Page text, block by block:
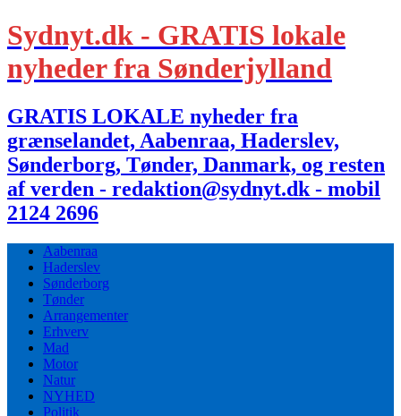
Sydnyt.dk - GRATIS lokale
nyheder fra Sønderjylland
GRATIS LOKALE nyheder fra
grænselandet, Aabenraa, Haderslev,
Sønderborg, Tønder, Danmark, og resten
af verden - redaktion@sydnyt.dk - mobil
2124 2696
Aabenraa
Haderslev
Sønderborg
Tønder
Arrangementer
Erhverv
Mad
Motor
Natur
NYHED
Politik